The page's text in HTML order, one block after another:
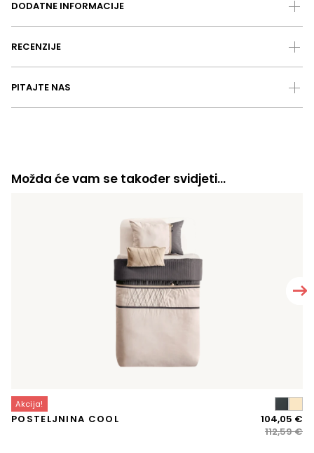
DODATNE INFORMACIJE
RECENZIJE
PITAJTE NAS
Možda će vam se također svidjeti…
Akcija!
POSTELJNINA COOL
112,59€
104,05 €